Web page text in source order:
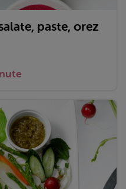
paste, orez